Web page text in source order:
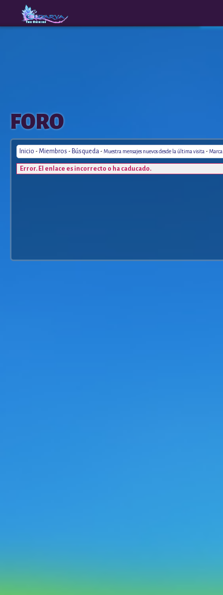
The
Origins
FORO
Inicio - Miembros - Búsqueda - Muestra mensajes nuevos desde la última visita - Marca
Error. El enlace es incorrecto o ha caducado.